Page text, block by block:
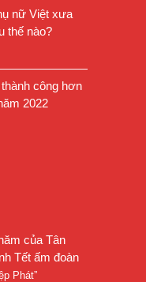
nữ Việt xưa
thế nào?
công hơn
2022
của Tân
Tết ấm đoàn
Phát”